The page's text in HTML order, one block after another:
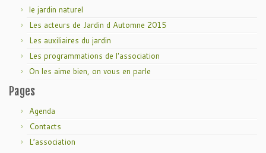
le jardin naturel
Les acteurs de Jardin d Automne 2015
Les auxiliaires du jardin
Les programmations de l'association
On les aime bien, on vous en parle
Pages
Agenda
Contacts
L’association